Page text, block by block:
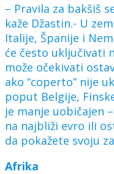
– Pravila za bakšiš
kaže Džastin.- U
Italije, Španije i
će često uključivati
može očekivati
ako “coperto” nije
poput Belgije,
je manje uobičajen
na najbliži evro ili
da pokažete svoju
Afrika